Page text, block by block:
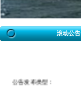
滚动公告
公告发布类型：